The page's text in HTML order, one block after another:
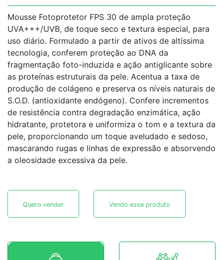
Mousse Fotoprotetor FPS 30 de ampla proteção
UVA+++/UVB, de toque seco e textura especial, para
uso diário. Formulado a partir de ativos de altíssima
tecnologia, conferem proteção ao DNA da
fragmentação foto-induzida e ação antiglicante sobre
as proteínas estruturais da pele. Acentua a taxa de
produção de colágeno e preserva os níveis naturais de
S.O.D. (antioxidante endógeno). Confere incrementos
de resistência contra degradação enzimática, ação
hidratante, protetora e uniformiza o tom e a textura da
pele, proporcionando um toque aveludado e sedoso,
mascarando rugas e linhas de expressão e absorvendo
a oleosidade excessiva da pele.
Quero vender Vendo esse produto